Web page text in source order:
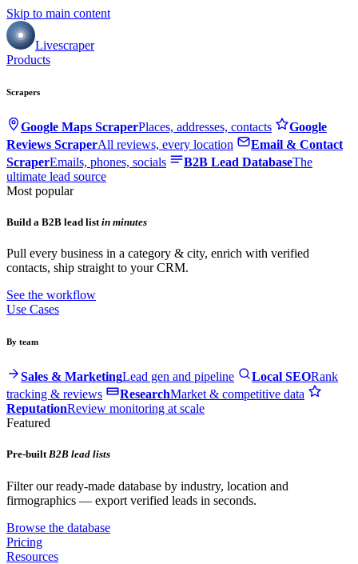
Skip to main content
Livescraper
Products
Scrapers
Google Maps ScraperPlaces, addresses, contacts
Google
Reviews ScraperAll reviews, every location
Email & Contact
ScraperEmails, phones, socials B2B Lead DatabaseThe
ultimate lead source
Most popular
Build a B2B lead listin minutes
Pull every business in a category & city, enrich with verified
contacts, ship straight to your CRM.
See the workflow
Use Cases
By team
Sales & MarketingLead gen and pipeline Local SEORank
tracking & reviews
ResearchMarket & competitive data
ReputationReview monitoring at scale
Featured
Pre-builtB2B lead lists
Filter our ready-made database by industry, location and
firmographics — export verified leads in seconds.
Browse the database
Pricing
Resources